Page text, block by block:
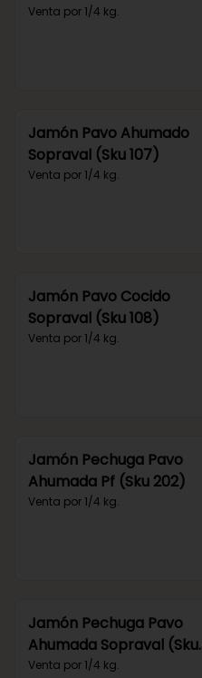
Venta por 1/4 kg.
Jamón Pavo Ahumado
Sopraval (Sku 107)
Venta por 1/4 kg.
Jamón Pavo Cocido
Sopraval (Sku 108)
Venta por 1/4 kg.
Jamón Pechuga Pavo
Ahumada Pf (Sku 202)
Venta por 1/4 kg.
Jamón Pechuga Pavo
Ahumada Sopraval (Sku
114)
Venta por 1/4 kg.